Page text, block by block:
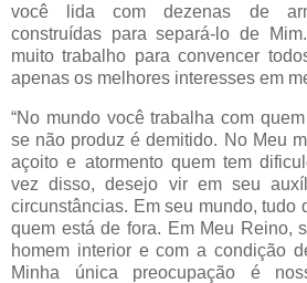
você lida com dezenas de
construídas para separá-lo de
muito trabalho para convencer
apenas os melhores interesses em
“No mundo você trabalha com
se não produz é demitido. No Meu
açoito e atormento quem tem
vez disso, desejo vir em seu
circunstâncias. Em seu mundo, tudo
quem está de fora. Em Meu Reino,
homem interior e com a condição
Minha única preocupação é